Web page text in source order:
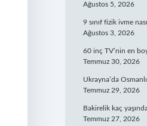
Ağustos 5, 2026
9 sınıf fizik ivme
Ağustos 3, 2026
60 inç TV’nin en
Temmuz 30, 2026
Ukrayna’da
Temmuz 29, 2026
Bakirelik kaç
Temmuz 27, 2026